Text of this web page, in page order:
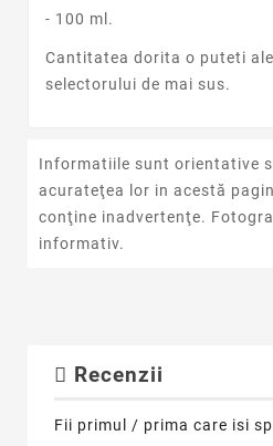
- 100 ml.
Cantitatea dorita o puteti
selectorului de mai sus.
Informatiile sunt orientative
acurateţea lor in acestă
conţine inadvertenţe.
informativ.
Recenzii
Fii primul / prima care isi